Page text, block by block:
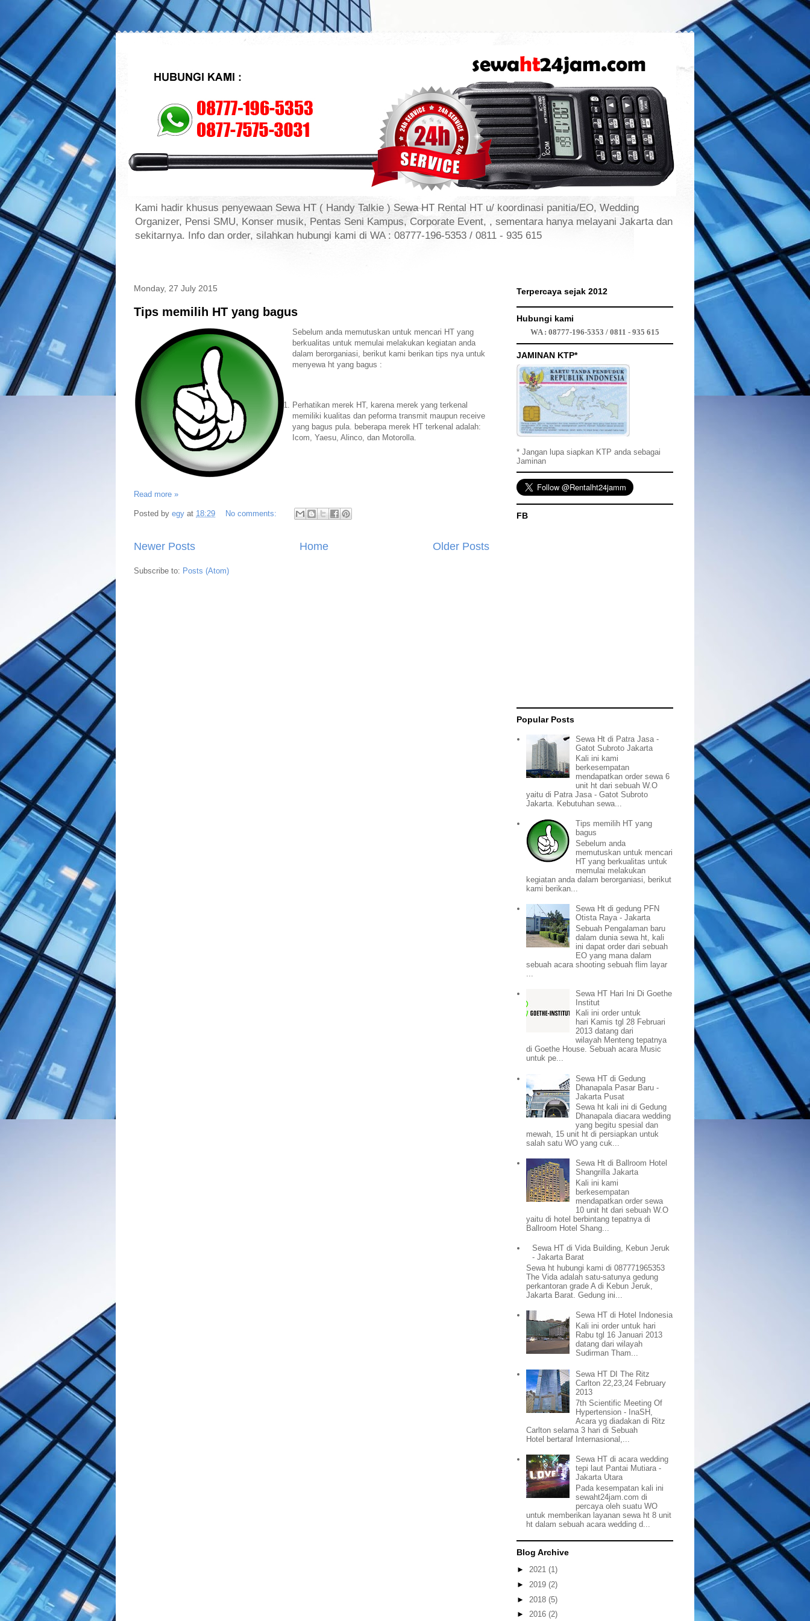
Kami hadir khusus penyewaan Sewa HT ( Handy Talkie ) Sewa HT Rental HT u/ koordinasi panitia/EO, Wedding
Organizer, Pensi SMU, Konser musik, Pentas Seni Kampus, Corporate Event, , sementara hanya melayani Jakarta dan
sekitarnya. Info dan order, silahkan hubungi kami di WA : 08777-196-5353 / 0811 - 935 615
Monday, 27 July 2015
Tips memilih HT yang bagus
Sebelum anda memutuskan untuk mencari HT yang
berkualitas untuk memulai melakukan kegiatan anda
dalam berorganiasi, berikut kami berikan tips nya untuk
menyewa ht yang bagus :
Perhatikan merek HT, karena merek yang terkenal
memiliki kualitas dan peforma transmit maupun receive
yang bagus pula. beberapa merek HT terkenal adalah:
Icom, Yaesu, Alinco, dan Motorolla.
Read more »
Posted by egy at 18:29 No comments:
Newer Posts Older Posts
Home
Subscribe to: Posts (Atom)
Terpercaya sejak 2012
Hubungi kami
WA : 08777-196-5353 / 0811 - 935 615
JAMINAN KTP*
* Jangan lupa siapkan KTP anda sebagai
Jaminan
FB
Popular Posts
Sewa Ht di Patra Jasa -
Gatot Subroto Jakarta
Kali ini kami
berkesempatan
mendapatkan order sewa 6
unit ht dari sebuah W.O
yaitu di Patra Jasa - Gatot Subroto
Jakarta. Kebutuhan sewa...
Tips memilih HT yang
bagus
Sebelum anda
memutuskan untuk mencari
HT yang berkualitas untuk
memulai melakukan
kegiatan anda dalam berorganiasi, berikut
kami berikan...
Sewa Ht di gedung PFN
Otista Raya - Jakarta
Sebuah Pengalaman baru
dalam dunia sewa ht, kali
ini dapat order dari sebuah
EO yang mana dalam
sebuah acara shooting sebuah flim layar
Sewa HT Hari Ini Di Goethe
Institut
Kali ini order untuk
hari Kamis tgl 28 Februari
2013 datang dari
wilayah Menteng tepatnya
di Goethe House. Sebuah acara Music
untuk pe...
Sewa HT di Gedung
Dhanapala Pasar Baru -
Jakarta Pusat
Sewa ht kali ini di Gedung
Dhanapala diacara wedding
yang begitu spesial dan
mewah, 15 unit ht di persiapkan untuk
salah satu WO yang cuk...
Sewa Ht di Ballroom Hotel
Shangrilla Jakarta
Kali ini kami
berkesempatan
mendapatkan order sewa
10 unit ht dari sebuah W.O
yaitu di hotel berbintang tepatnya di
Ballroom Hotel Shang...
Sewa HT di Vida Building, Kebun Jeruk
- Jakarta Barat
Sewa ht hubungi kami di 087771965353
The Vida adalah satu-satunya gedung
perkantoran grade A di Kebun Jeruk,
Jakarta Barat. Gedung ini...
Sewa HT di Hotel Indonesia
Kali ini order untuk hari
Rabu tgl 16 Januari 2013
datang dari wilayah
Sudirman Tham...
Sewa HT DI The Ritz
Carlton 22,23,24 February
2013
7th Scientific Meeting Of
Hypertension - InaSH,
Acara yg diadakan di Ritz
Carlton selama 3 hari di Sebuah
Hotel bertaraf Internasional,...
Sewa HT di acara wedding
tepi laut Pantai Mutiara -
Jakarta Utara
Pada kesempatan kali ini
sewaht24jam.com di
percaya oleh suatu WO
untuk memberikan layanan sewa ht 8 unit
ht dalam sebuah acara wedding d...
Blog Archive
► 2021 (1)
► 2019 (2)
► 2018 (5)
► 2016 (2)